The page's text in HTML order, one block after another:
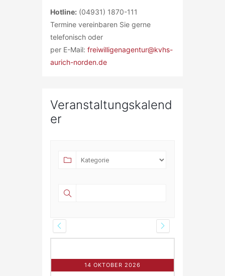
Hotline: (04931) 1870-111
Termine vereinbaren Sie gerne
telefonisch oder
per E-Mail: freiwilligenagentur@kvhs-
aurich-norden.de
Veranstaltungskalend
er
14 OKTOBER 2026